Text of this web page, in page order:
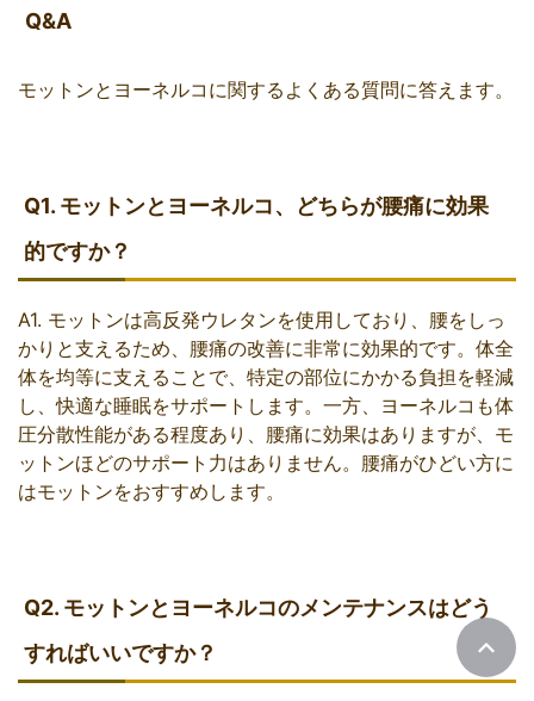
Q&A
モットンとヨーネルコに関するよくある質問に答えます。
Q1. モットンとヨーネルコ、どちらが腰痛に効果
的ですか？
A1. モットンは高反発ウレタンを使用しており、腰をしっ
かりと支えるため、腰痛の改善に非常に効果的です。体全
体を均等に支えることで、特定の部位にかかる負担を軽減
し、快適な睡眠をサポートします。一方、ヨーネルコも体
圧分散性能がある程度あり、腰痛に効果はありますが、モ
ットンほどのサポート力はありません。腰痛がひどい方に
はモットンをおすすめします。
Q2. モットンとヨーネルコのメンテナンスはどう
すればいいですか？